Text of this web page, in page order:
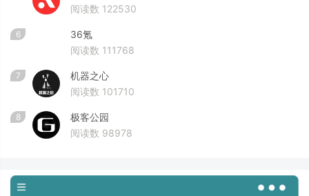
阅读数 122530
6
36氪
阅读数 111768
7
机器之心
阅读数 101710
8
极客公园
阅读数 98978